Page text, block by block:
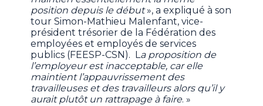
position depuis le début», a expliqué à son
tour Simon-Mathieu Malenfant, vice-
président trésorier de la Fédération des
employées et employés de services
publics (FEESP-CSN). La proposition de
l’employeur est inacceptable, car elle
maintient l’appauvrissement des
travailleuses et des travailleurs alors qu’il y
aurait plutôt un rattrapage à faire. »